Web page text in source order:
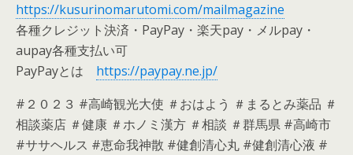
https://kusurinomarutomi.com/mailmagazine
各種クレジット決済・PayPay・楽天pay・メルpay・
aupay各種支払い可
PayPayとは https://paypay.ne.jp/
#２０２３ #高崎観光大使 ＃おはよう ＃まるとみ薬品 ＃
相談薬店 ＃健康 ＃ホノミ漢方 ＃相談 ＃群馬県 #高崎市
#ササヘルス #恵命我神散 #健創清心丸 #健創清心液 #